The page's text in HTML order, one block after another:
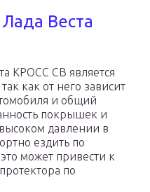
Веста
КРОСС СВ является
как от него зависит
и общий
покрышек и
давлении в
ездить по
может привести к
по